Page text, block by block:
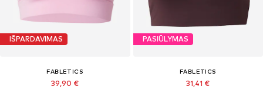
IŠPARDAVIMAS
FABLETICS
39,90 €
PASIŪLYMAS
FABLETICS
31,41 €